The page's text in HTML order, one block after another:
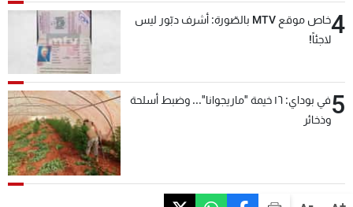
4
خاص موقع MTV بالصّورة: أشرف دبّور ليس
لاجئاً!
5
في بوداي: ١٦ خيمة "ماريجوانا"... وضبط أسلحة
وذخائر